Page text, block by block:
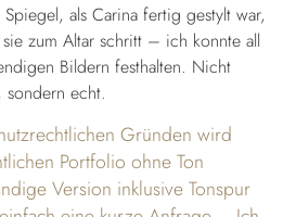
als Carina fertig gestylt war,
zum Altar schritt – ich konnte all
Bildern festhalten. Nicht
sondern echt.
Gründen wird
Portfolio ohne Ton
Version inklusive Tonspur